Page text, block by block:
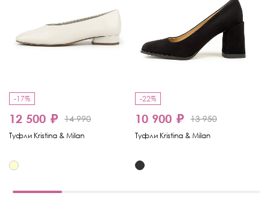
-17%
12 500 ₽ 14 990
Туфли Kristina & Milan
-22%
10 900 ₽ 13 950
Туфли Kristina & Milan